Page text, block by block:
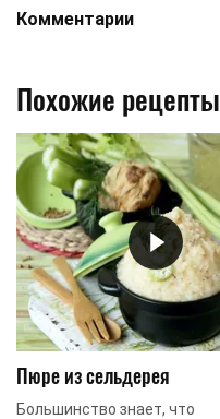
Комментарии
Похожие рецепты
Пюре из сельдерея
Большинство знает, что